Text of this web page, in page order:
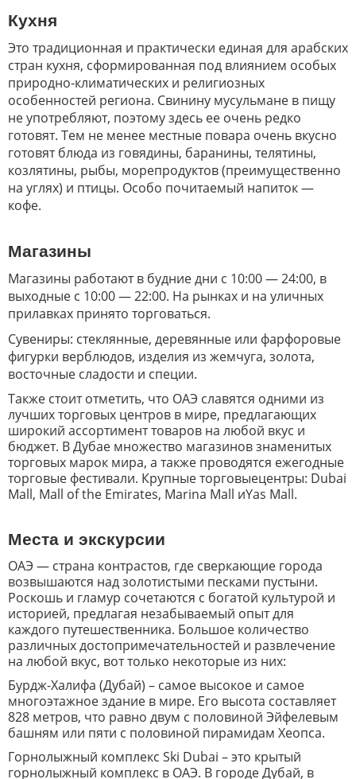
Кухня
Это традиционная и практически единая для арабских
стран кухня, сформированная под влиянием особых
природно-климатических и религиозных
особенностей региона. Свинину мусульмане в пищу
не употребляют, поэтому здесь ее очень редко
готовят. Тем не менее местные повара очень вкусно
готовят блюда из говядины, баранины, телятины,
козлятины, рыбы, морепродуктов (преимущественно
на углях) и птицы. Особо почитаемый напиток —
кофе.
Магазины
Магазины работают в будние дни с 10:00 — 24:00, в
выходные с 10:00 — 22:00. На рынках и на уличных
прилавках принято торговаться.
Сувениры: стеклянные, деревянные или фарфоровые
фигурки верблюдов, изделия из жемчуга, золота,
восточные сладости и специи.
Также стоит отметить, что ОАЭ славятся одними из
лучших торговых центров в мире, предлагающих
широкий ассортимент товаров на любой вкус и
бюджет. В Дубае множество магазинов знаменитых
торговых марок мира, а также проводятся ежегодные
торговые фестивали. Крупныеторговыецентры: Dubai
Mall, Mall of the Emirates, Marina Mall иYas Mall.
Места и экскурсии
ОАЭ — страна контрастов, где сверкающие города
возвышаются над золотистыми песками пустыни.
Роскошь и гламур сочетаются с богатой культурой и
историей, предлагая незабываемый опыт для
каждого путешественника. Большое количество
различных достопримечательностей и развлечение
на любой вкус, вот только некоторые из них:
Бурдж-Халифа (Дубай) – самое высокое и самое
многоэтажное здание в мире. Его высота составляет
828 метров, что равно двум с половиной Эйфелевым
башням или пяти с половиной пирамидам Хеопса.
Горнолыжный комплекс Ski Dubai – это крытый
горнолыжный комплекс в ОАЭ. В городе Дубай, в